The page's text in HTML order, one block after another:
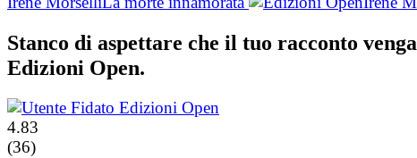
Stanco di aspettare che il tuo racconto
Edizioni Open.
4.83
(36)